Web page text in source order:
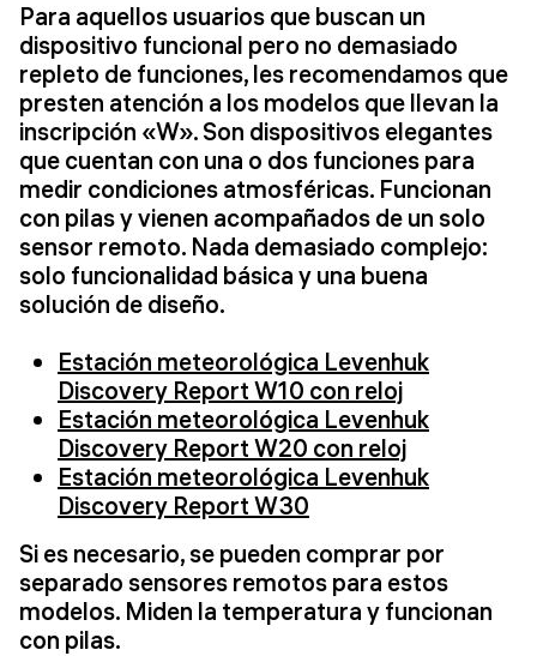
Para aquellos usuarios que buscan un
dispositivo funcional pero no demasiado
repleto de funciones, les recomendamos que
presten atención a los modelos que llevan la
inscripción «W». Son dispositivos elegantes
que cuentan con una o dos funciones para
medir condiciones atmosféricas. Funcionan
con pilas y vienen acompañados de un solo
sensor remoto. Nada demasiado complejo:
solo funcionalidad básica y una buena
solución de diseño.
Estación meteorológica Levenhuk
Discovery Report W10 con reloj
Estación meteorológica Levenhuk
Discovery Report W20 con reloj
Estación meteorológica Levenhuk
Discovery Report W30
Si es necesario, se pueden comprar por
separado sensores remotos para estos
modelos. Miden la temperatura y funcionan
con pilas.